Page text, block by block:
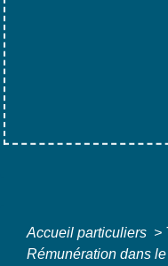
Accueil particuliers >
Rémunération dans